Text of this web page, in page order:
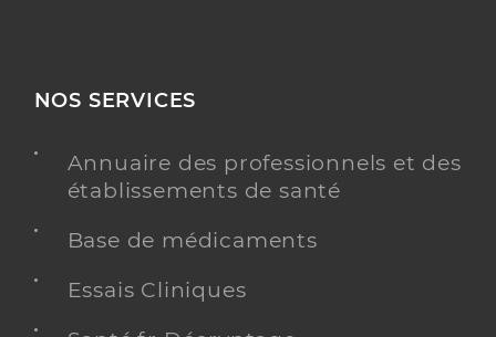
NOS SERVICES
Annuaire des professionnels et des
établissements de santé
Base de médicaments
Essais Cliniques